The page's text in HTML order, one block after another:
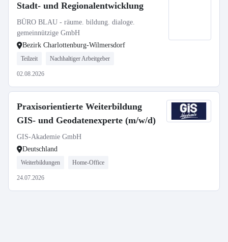
Stadt- und Regionalentwicklung
BÜRO BLAU - räume. bildung. dialoge.
gemeinnützige GmbH
Bezirk Charlottenburg-Wilmersdorf
Teilzeit Nachhaltiger Arbeitgeber
02.08.2026
Praxisorientierte Weiterbildung
GIS- und Geodatenexperte (m/w/d)
GIS-Akademie GmbH
Deutschland
Weiterbildungen Home-Office
24.07.2026